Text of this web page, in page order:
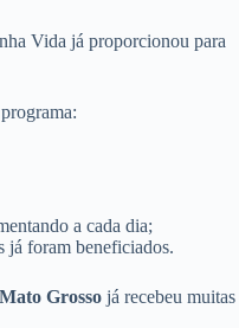
Vida já proporcionou para
a cada dia;
já foram beneficiados.
Mato Grosso já recebeu muitas